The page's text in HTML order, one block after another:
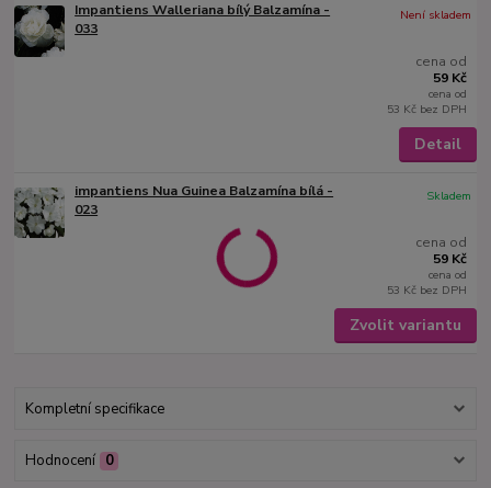
Impantiens Walleriana bílý Balzamína -
033
cena od
59 Kč
cena od
53 Kč bez DPH
Není skladem
Detail
impantiens Nua Guinea Balzamína bílá -
023
cena od
59 Kč
cena od
53 Kč bez DPH
Skladem
Zvolit variantu
Kompletní specifikace
Hodnocení 0